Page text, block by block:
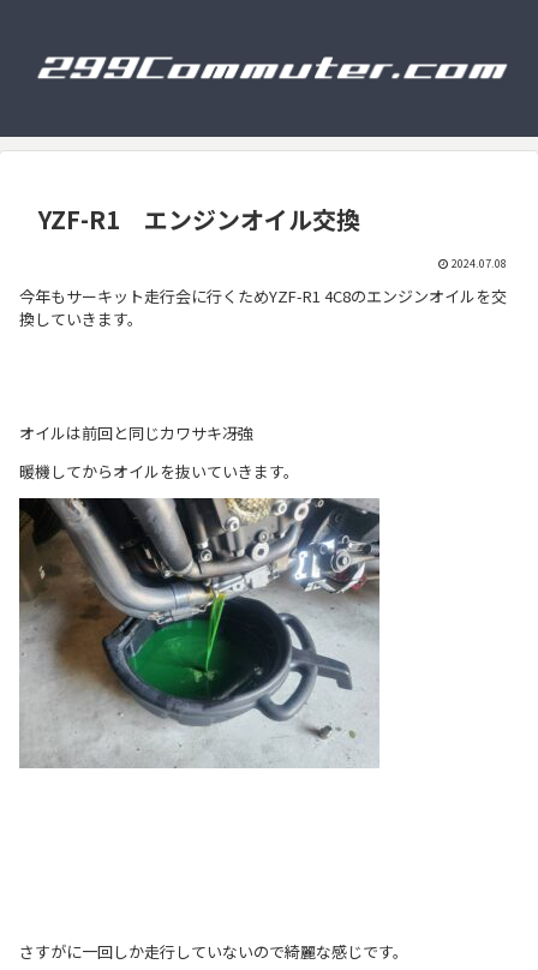
YZF-R1 エンジンオイル交換
2024.07.08
今年もサーキット走行会に行くためYZF-R1 4C8のエンジンオイルを交
換していきます。
オイルは前回と同じカワサキ冴強
暖機してからオイルを抜いていきます。
さすがに一回しか走行していないので綺麗な感じです。